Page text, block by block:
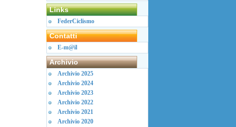
Links
FederCiclismo
Contatti
E-m@il
Archivio
Archivio 2025
Archivio 2024
Archivio 2023
Archivio 2022
Archivio 2021
Archivio 2020